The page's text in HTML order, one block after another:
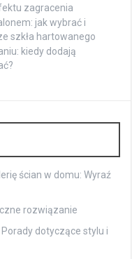
zagracenia
jak wybrać i
szkła hartowanego
kiedy dodają
ścian w domu: Wyraź
rozwiązanie
dotyczące stylu i